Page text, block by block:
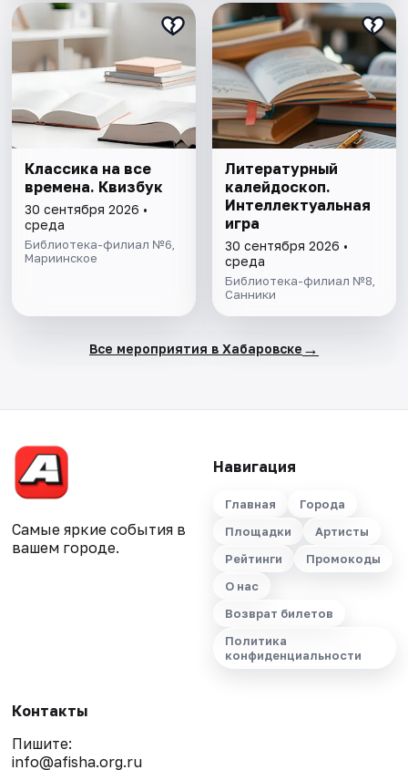
Классика на все
времена. Квизбук
30 сентября 2026 •
среда
Библиотека-филиал №6,
Мариинское
Литературный
калейдоскоп.
Интеллектуальная
игра
30 сентября 2026 •
среда
Библиотека-филиал №8,
Санники
Все мероприятия в Хабаровске →
Самые яркие события в
вашем городе.
Навигация
Главная
Города
Площадки
Артисты
Рейтинги
Промокоды
О нас
Возврат билетов
Политика
конфиденциальности
Контакты
Пишите:
info@afisha.org.ru